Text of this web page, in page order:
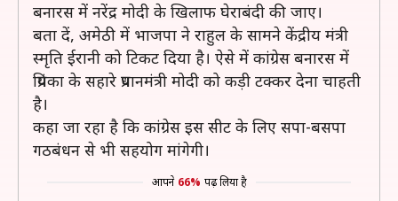
बनारस में नरेंद्र मोदी के खिलाफ घेराबंदी की जाए।
बता दें, अमेठी में भाजपा ने राहुल के सामने केंद्रीय मंत्री
स्मृति ईरानी को टिकट दिया है। ऐसे में कांग्रेस बनारस में
प्रियंका के सहारे प्रधानमंत्री मोदी को कड़ी टक्कर देना चाहती
है।
कहा जा रहा है कि कांग्रेस इस सीट के लिए सपा-बसपा
गठबंधन से भी सहयोग मांगेगी।
आपने 66% पढ़ लिया है